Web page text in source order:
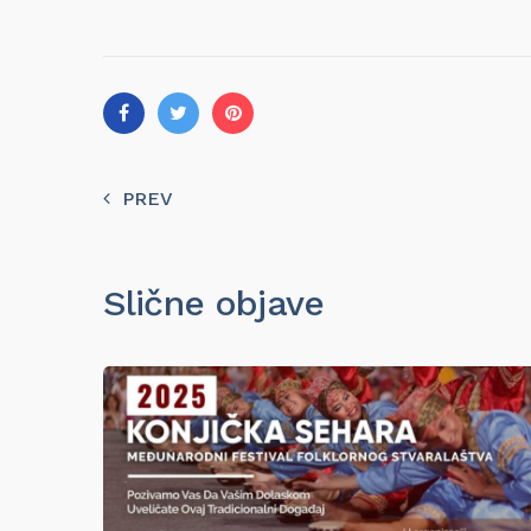
PREV
Slične objave